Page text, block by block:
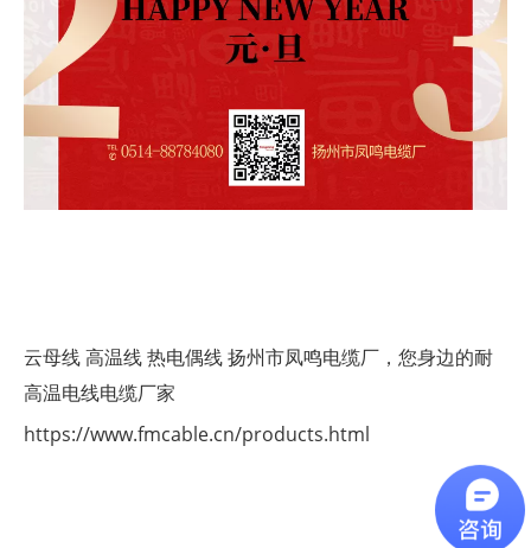
云母线高温线热电偶线扬州市凤鸣电缆厂，您身边的耐
高温电线电缆厂家
https://www.fmcable.cn/products.html